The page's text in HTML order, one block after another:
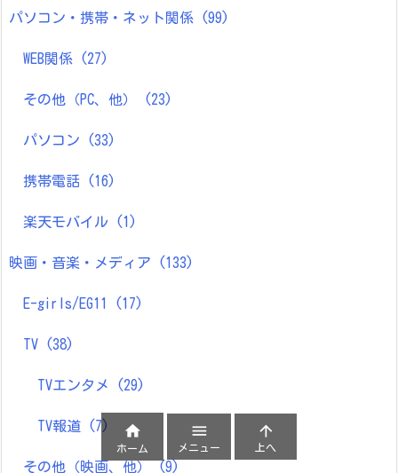
パソコン・携帯・ネット関係 (99)
WEB関係 (27)
その他（PC、他） (23)
パソコン (33)
携帯電話 (16)
楽天モバイル (1)
映画・音楽・メディア (133)
E-girls/EG11 (17)
TV (38)
TVエンタメ (29)
TV報道 (7)
その他（映画、他） (9)

ホーム

メニュー

上へ